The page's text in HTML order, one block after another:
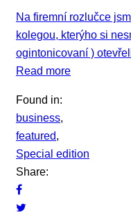
Na firemní rozlučce
kolegou, kterýho si
ogintonicovaní )
Read more
Found in:
business,
featured,
Special edition
Share: